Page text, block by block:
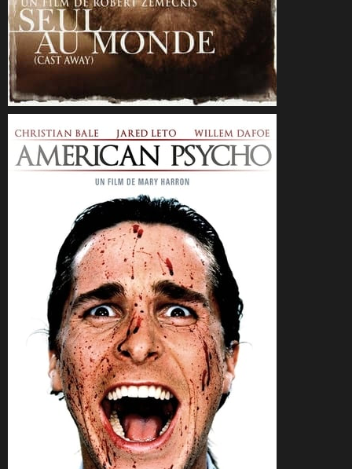
CineSam 27 juillet 2015